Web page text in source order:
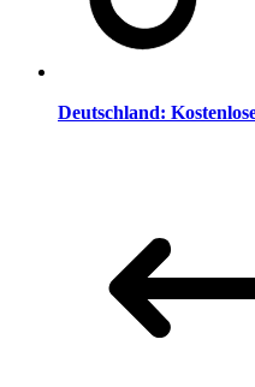
Deutschland: